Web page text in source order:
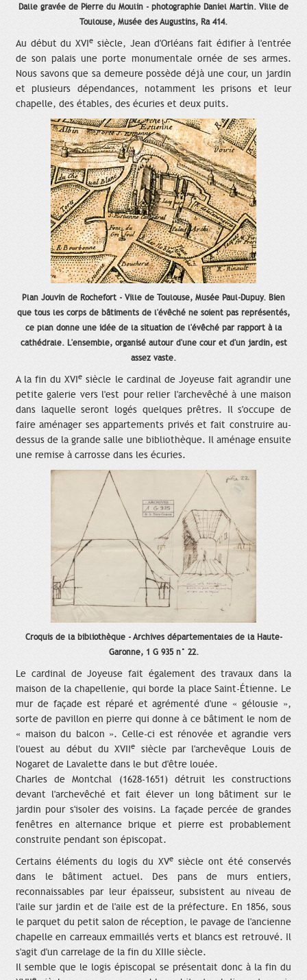
Dalle gravée de Pierre du Moulin - photographie Daniel Martin. Ville de
Toulouse, Musée des Augustins, Ra 414.
Au début du XVIe siècle, Jean d'Orléans fait édifier à l'entrée
de son palais une porte monumentale ornée de ses armes.
Nous savons que sa demeure possède déjà une cour, un jardin
et plusieurs dépendances, notamment les prisons et leur
chapelle, des étables, des écuries et deux puits.
Plan Jouvin de Rochefort - Ville de Toulouse, Musée Paul-Dupuy. Bien
que tous les corps de bâtiments de l'évêché ne soient pas représentés,
ce plan donne une idée de la situation de l'évêché par rapport à la
cathédrale. L'ensemble, organisé autour d'une cour et d'un jardin, est
assez vaste.
A la fin du XVIe siècle le cardinal de Joyeuse fait agrandir une
petite galerie vers l'est pour relier l'archevêché à une maison
dans laquelle seront logés quelques prêtres. Il s'occupe de
faire aménager ses appartements privés et fait construire au-
dessus de la grande salle une bibliothèque. Il aménage ensuite
une remise à carrosse dans les écuries.
Croquis de la bibliothèque - Archives départementales de la Haute-
Garonne, 1 G 935 n° 22.
Le cardinal de Joyeuse fait également des travaux dans la
maison de la chapellenie, qui borde la place Saint-Étienne. Le
mur de façade est réparé et agrémenté d'une « gélousie »,
sorte de pavillon en pierre qui donne à ce bâtiment le nom de
« maison du balcon ». Celle-ci est rénovée et agrandie vers
l'ouest au début du XVIIe
siècle par l'archevêque Louis de
Nogaret de Lavalette dans le but d'être louée.
Charles de Montchal (1628-1651) détruit les constructions
devant l'archevêché et fait élever un long bâtiment sur le
jardin pour s'isoler des voisins. La façade percée de grandes
fenêtres en alternance brique et pierre est probablement
construite pendant son épiscopat.
Certains éléments du logis du XVe siècle ont été conservés
dans le bâtiment actuel. Des pans de murs entiers,
reconnaissables par leur épaisseur, subsistent au niveau de
l'aile sur jardin et de l'aile est de la préfecture. En 1856, sous
le parquet du petit salon de réception, le pavage de l'ancienne
chapelle en carreaux emmaillés verts et blancs est retrouvé. Il
s'agit d'un carrelage de la fin du XIIIe siècle.
Il semble que le logis épiscopal se présentait donc à la fin du